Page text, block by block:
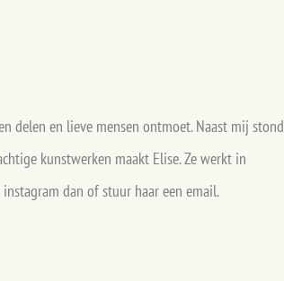
delen en lieve mensen ontmoet. Naast mij stond
kunstwerken maakt Elise. Ze werkt in
dan of stuur haar een email.